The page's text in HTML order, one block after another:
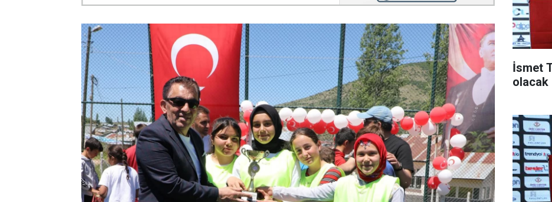
İsmet
olacak